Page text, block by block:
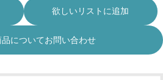
欲しいリストに追加
品についてお問い合わせ